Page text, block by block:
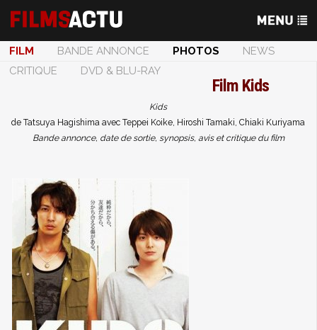
FILM BANDE ANNONCE PHOTOS
NEWS
CRITIQUE
DVD & BLU-RAY
Film Kids
Kids
de Tatsuya Hagishima avec Teppei Koike, Hiroshi Tamaki, Chiaki Kuriyama
Bande annonce, date de sortie, synopsis, avis et critique du film